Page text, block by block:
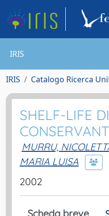
IRIS
IRIS Catalogo Ricerca
SHELF-LIFE
MURRU,
MARIA LUISA
2002
Scheda breve